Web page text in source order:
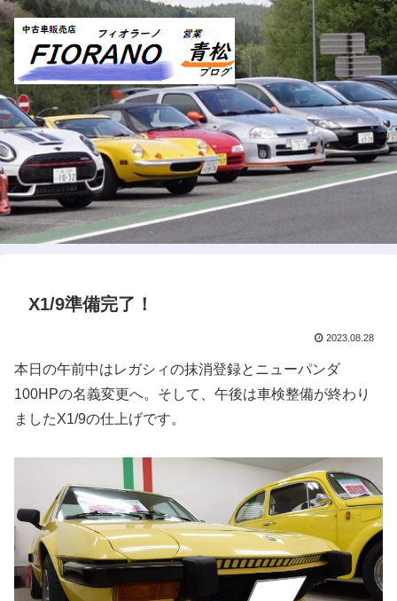
X1/9準備完了！
2023.08.28
本日の午前中はレガシィの抹消登録とニューパンダ
100HPの名義変更へ。そして、午後は車検整備が終わり
ましたX1/9の仕上げです。